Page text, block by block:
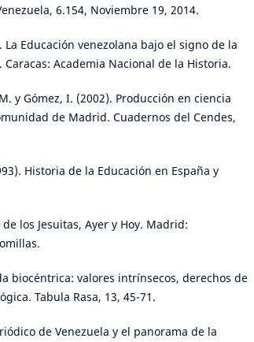
6.154, Noviembre 19, 2014.
La Educación venezolana bajo el signo de la
Caracas: Academia Nacional de la Historia.
y Gómez, I. (2002). Producción en ciencia
de Madrid. Cuadernos del Cendes,
Historia de la Educación en España y
los Jesuitas, Ayer y Hoy. Madrid:
biocéntrica: valores intrínsecos, derechos de
Tabula Rasa, 13, 45-71.
de Venezuela y el panorama de la